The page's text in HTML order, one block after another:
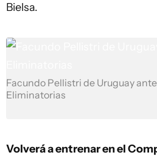
Bielsa.
Facundo Pellistri de Uruguay
Eliminatorias
Volverá a entrenar en el